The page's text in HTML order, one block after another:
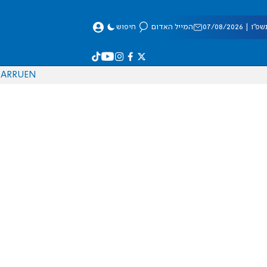
08/2026 המייל האדום חיפוש
EN
RU
AR